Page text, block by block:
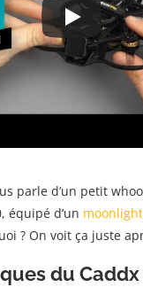
parle d’un petit
équipé d’un moonlight
? On voit ça juste
du Caddx